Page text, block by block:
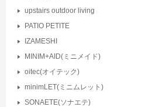
upstairs outdoor living
PATIO PETITE
IZAMESHI
MINIM+AID(ミニメイド)
oitec(オイテック)
minimLET(ミニムレット)
SONAETE(ソナエテ)